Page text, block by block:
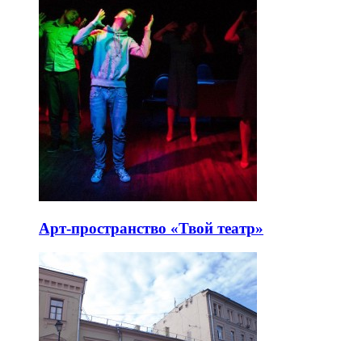
Арт-пространство «Твой театр»